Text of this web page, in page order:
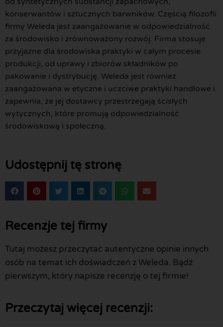
konserwantów i sztucznych barwników. Częścią filozofii
firmy Weleda jest zaangażowanie w odpowiedzialność
za środowisko i zrównoważony rozwój. Firma stosuje
przyjazne dla środowiska praktyki w całym procesie
produkcji, od uprawy i zbiorów składników po
pakowanie i dystrybucję. Weleda jest również
zaangażowana w etyczne i uczciwe praktyki handlowe i
zapewnia, że jej dostawcy przestrzegają ścisłych
wytycznych, które promują odpowiedzialność
środowiskową i społeczną.
Udostępnij tę stronę
Recenzje tej firmy
Tutaj możesz przeczytać autentyczne opinie innych
osób na temat ich doświadczeń z Weleda. Bądź
pierwszym, który napisze recenzję o tej firmie!
Przeczytaj więcej recenzji: